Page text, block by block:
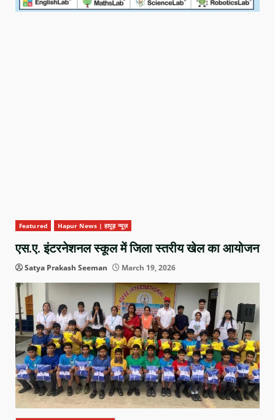
Featured Hapur News | हापुड़ न्यूज़
एस.ए. इंटरनेशनल स्कूल में जिला स्तरीय खेल का आयोजन
Satya Prakash Seeman March 19, 2026